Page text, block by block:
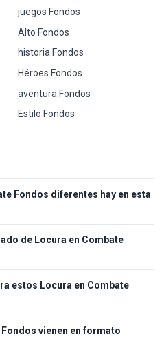
juegos Fondos
Alto Fondos
historia Fondos
Héroes Fondos
aventura Fondos
Estilo Fondos
Fondos diferentes hay en esta
de Locura en Combate
estos Locura en Combate
vienen en formato